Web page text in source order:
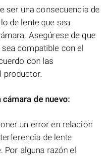
ser una consecuencia de
de lente que sea
Asegúrese de que
compatible con el
con las
productor.
cámara de nuevo:
un error en relación
de lente
Por alguna razón el